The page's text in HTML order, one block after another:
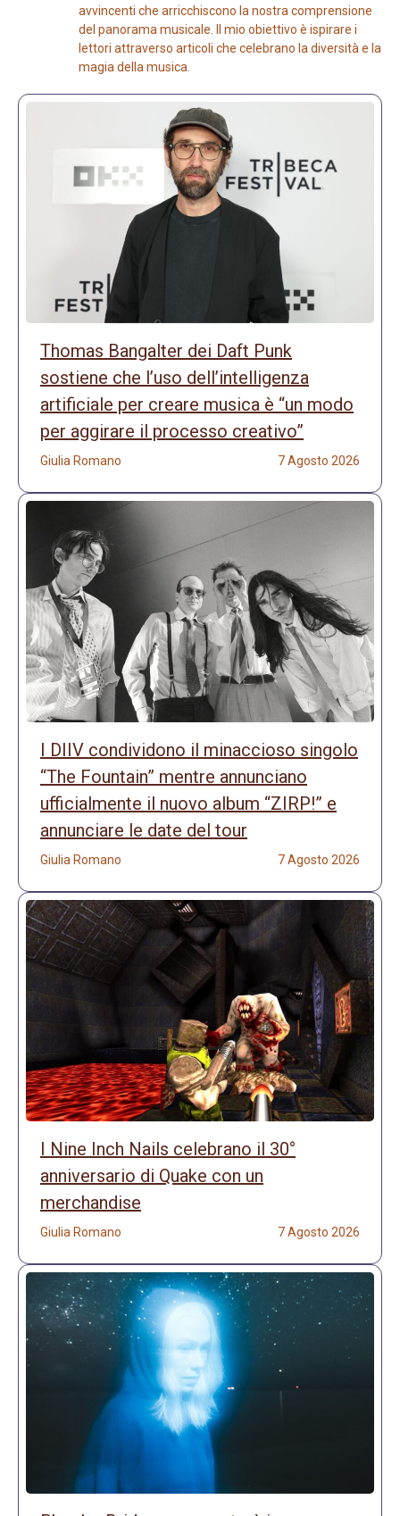
avvincenti che arricchiscono la nostra comprensione
del panorama musicale. Il mio obiettivo è ispirare i
lettori attraverso articoli che celebrano la diversità e la
magia della musica.
Thomas Bangalter dei Daft Punk
sostiene che l’uso dell’intelligenza
artificiale per creare musica è “un modo
per aggirare il processo creativo”
Giulia Romano 7 Agosto 2026
I DIIV condividono il minaccioso singolo
“The Fountain” mentre annunciano
ufficialmente il nuovo album “ZIRP!” e
annunciare le date del tour
Giulia Romano 7 Agosto 2026
I Nine Inch Nails celebrano il 30°
anniversario di Quake con un
merchandise
Giulia Romano 7 Agosto 2026